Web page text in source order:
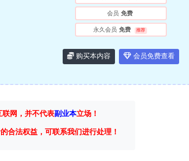
会员 免费
永久会员 免费 推荐
购买本内容 会员免费查看
联网，并不代表副业本立场！
合法权益，可联系我们进行处理！